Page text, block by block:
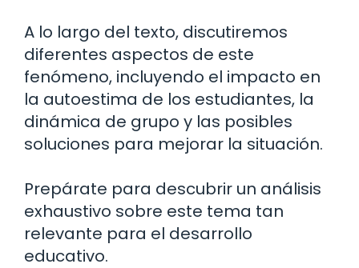
A lo largo del texto, discutiremos
diferentes aspectos de este
fenómeno, incluyendo el impacto en
la autoestima de los estudiantes, la
dinámica de grupo y las posibles
soluciones para mejorar la situación.
Prepárate para descubrir un análisis
exhaustivo sobre este tema tan
relevante para el desarrollo
educativo.